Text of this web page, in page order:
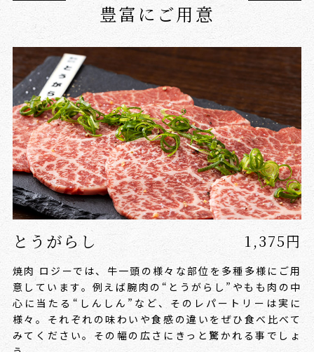
豊富にご用意
とうがらし 1,375円
焼肉 ロジーでは、牛一頭の様々な部位を多種多様にご用
意しています。例えば腕肉の“とうがらし”やもも肉の中
心に当たる“しんしん”など、そのレパートリーは実に
様々。 それぞれの味わいや食感の違いをぜひ食べ比べて
みてください。その幅の広さにきっと驚かれる事でしょ